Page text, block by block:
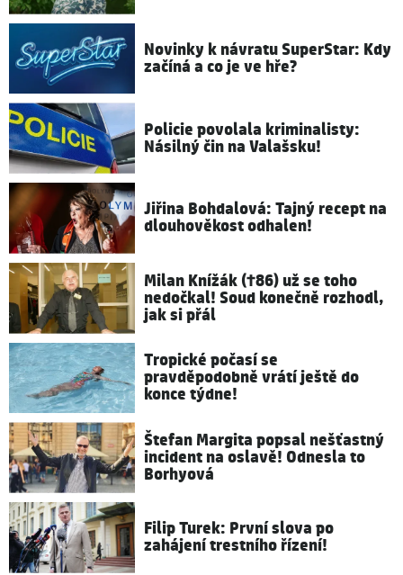
Novinky k návratu SuperStar: Kdy
začíná a co je ve hře?
Policie povolala kriminalisty:
Násilný čin na Valašsku!
Jiřina Bohdalová: Tajný recept na
dlouhověkost odhalen!
Milan Knížák (†86) už se toho
nedočkal! Soud konečně rozhodl,
jak si přál
Tropické počasí se
pravděpodobně vrátí ještě do
konce týdne!
Štefan Margita popsal nešťastný
incident na oslavě! Odnesla to
Borhyová
Filip Turek: První slova po
zahájení trestního řízení!